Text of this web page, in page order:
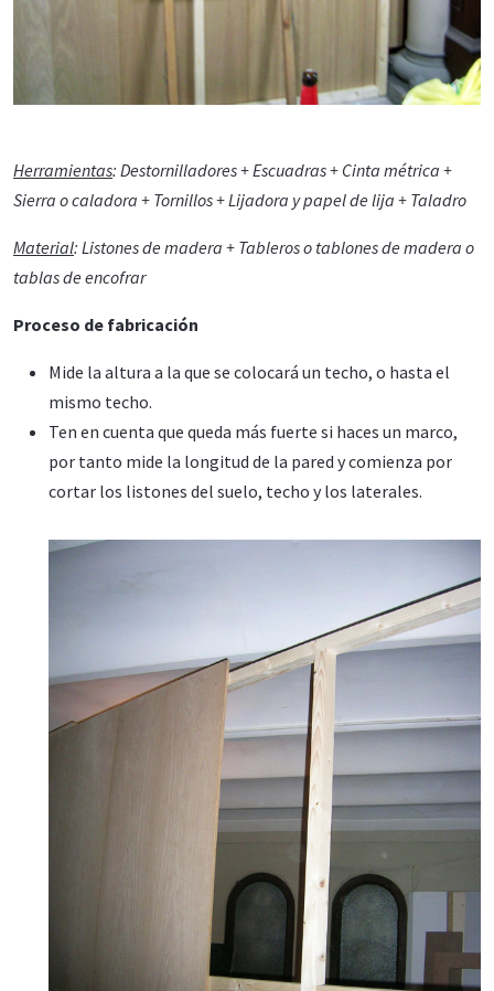
Herramientas: Destornilladores + Escuadras + Cinta métrica +
Sierra o caladora + Tornillos + Lijadora y papel de lija + Taladro
Material: Listones de madera + Tableros o tablones de madera o
tablas de encofrar
Proceso de fabricación
Mide la altura a la que se colocará un techo, o hasta el
mismo techo.
Ten en cuenta que queda más fuerte si haces un marco,
por tanto mide la longitud de la pared y comienza por
cortar los listones del suelo, techo y los laterales.